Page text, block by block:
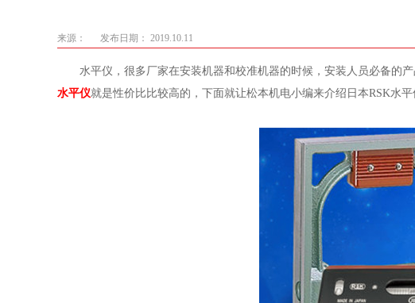
来源： 发布日期： 2019.10.11
水平仪，很多厂家在安装机器和校准机器的时候，安装人员必备的
水平仪就是性价比比较高的，下面就让松本机电小编来介绍日本RSK水